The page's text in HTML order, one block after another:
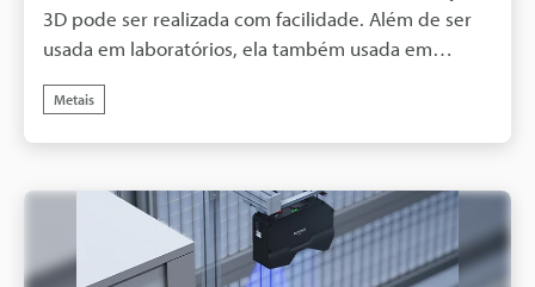
3D pode ser realizada com facilidade. Além de ser
usada em laboratórios, ela também usada em
amostragem próxima à linha de produção.
Metais